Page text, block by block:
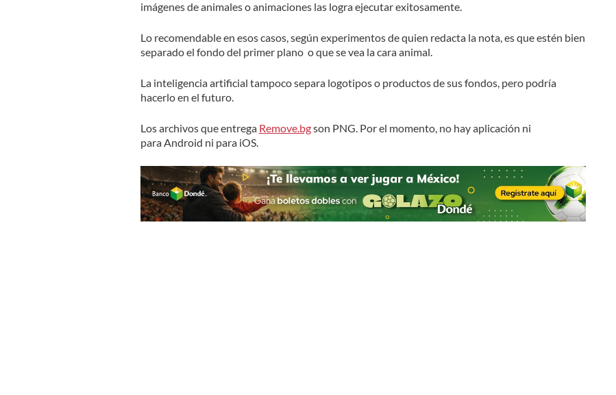
imágenes de animales o animaciones las logra ejecutar exitosamente.
Lo recomendable en esos casos, según experimentos de quien redacta la nota, es que estén bien
separado el fondo del primer plano o que se vea la cara animal.
La inteligencia artificial tampoco separa logotipos o productos de sus fondos, pero podría
hacerlo en el futuro.
Los archivos que entrega Remove.bgson PNG. Por el momento, no hay aplicación ni
para Android ni para iOS.